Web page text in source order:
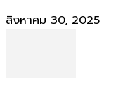
สิงหาคม 30, 2025